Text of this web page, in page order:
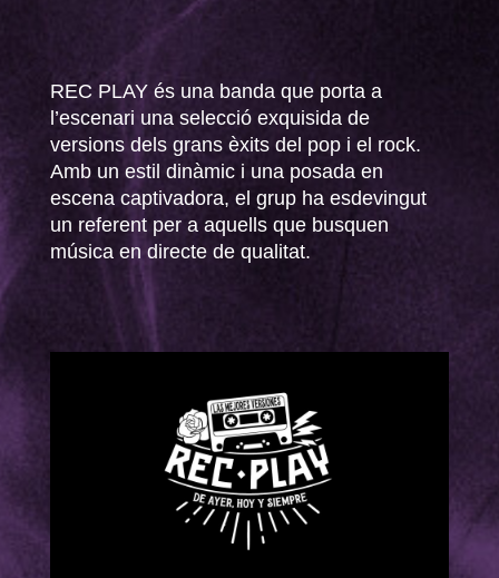
REC PLAY és una banda que porta a
l’escenari una selecció exquisida de
versions dels grans èxits del pop i el rock.
Amb un estil dinàmic i una posada en
escena captivadora, el grup ha esdevingut
un referent per a aquells que busquen
música en directe de qualitat.